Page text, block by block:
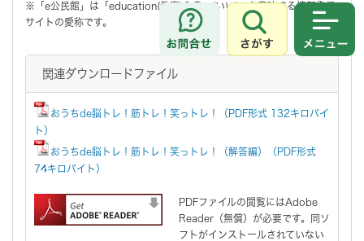
お問合せ
さがす
※「e公民館」は「education(教育)＆良い(いい)」を意味する情報発信
サイトの愛称です。
関連ダウンロードファイル
おうちde脳トレ！筋トレ！笑っトレ！（PDF形式 132キロバイ
ト）
おうちde脳トレ！筋トレ！笑っトレ！（解答編）（PDF形式
74キロバイト）
PDFファイルの閲覧にはAdobe
Reader（無償）が必要です。同ソ
フトがインストールされていない